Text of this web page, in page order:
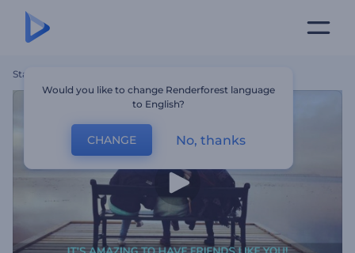
Startseite
Would you like to change Renderforest language
to English?
CHANGE No, thanks